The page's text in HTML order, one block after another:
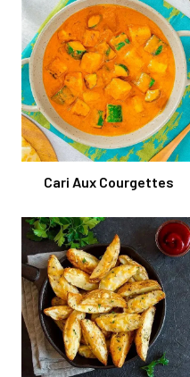
Cari Aux Courgettes